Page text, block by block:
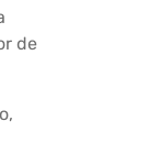
de